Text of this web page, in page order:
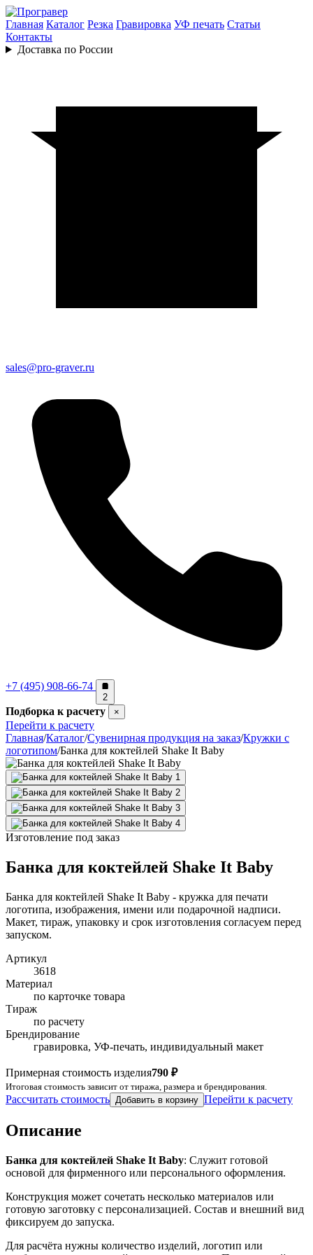
Главная Каталог Резка Гравировка УФ печать Статьи
Контакты
Доставка по России
sales@pro-graver.ru
+7 (495) 908-66-74
2
Подборка к расчету ×
Перейти к расчету
Главная/Каталог/Сувенирная продукция на заказ/Кружки с
логотипом/Банка для коктейлей Shake It Baby
Изготовление под заказ
Банка для коктейлей Shake It Baby
Банка для коктейлей Shake It Baby - кружка для печати
логотипа, изображения, имени или подарочной надписи.
Макет, тираж, упаковку и срок изготовления согласуем перед
запуском.
Артикул
3618
Материал
по карточке товара
Тираж
по расчету
Брендирование
гравировка, УФ-печать, индивидуальный макет
Примерная стоимость изделия790 ₽
Итоговая стоимость зависит от тиража, размера и брендирования.
Рассчитать стоимость Добавить в корзину Перейти к расчету
Описание
Банка для коктейлей Shake It Baby: Служит готовой
основой для фирменного или персонального оформления.
Конструкция может сочетать несколько материалов или
готовую заготовку с персонализацией. Состав и внешний вид
фиксируем до запуска.
Для расчёта нужны количество изделий, логотип или